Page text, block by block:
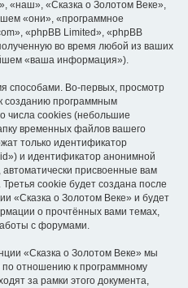
«наш», «Сказка о Золотом Веке»,
«они», «программное
«phpBB Limited», «phpBB
во время любой из ваших
«ваша информация»).
способами. Во-первых, просмотр
созданию программным
числа cookies (небольшие
временных файлов вашего
только идентификатор
и идентификатор анонимной
присвоенные вам
cookie будет создана после
«Сказка о Золотом Веке» и будет
о прочтённых вами темах,
с форумами.
«Сказка о Золотом Веке» мы
отношению к программному
за рамки этого документа,